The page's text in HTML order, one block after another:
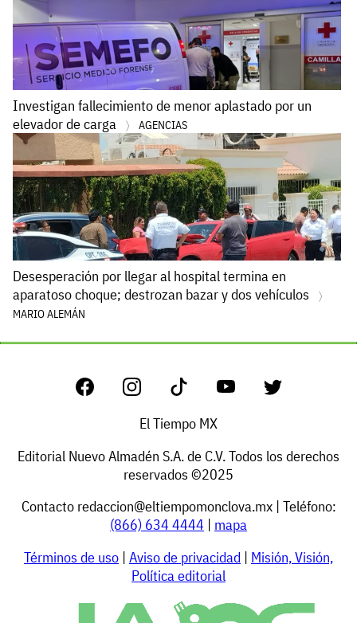
Investigan fallecimiento de menor aplastado por un
elevador de carga
AGENCIAS
Desesperación por llegar al hospital termina en
aparatoso choque; destrozan bazar y dos vehículos
MARIO ALEMÁN
El Tiempo MX
Editorial Nuevo Almadén S.A. de C.V. Todos los derechos
reservados ©2025
Contacto redaccion@eltiempomonclova.mx| Teléfono:
(866) 634 4444 | mapa
Términos de uso | Aviso de privacidad | Misión, Visión,
Política editorial